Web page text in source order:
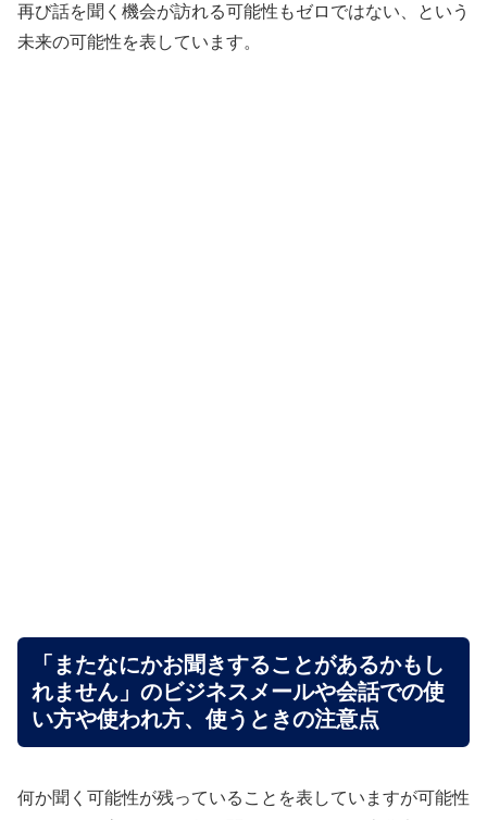
再び話を聞く機会が訪れる可能性もゼロではない、という
未来の可能性を表しています。
「またなにかお聞きすることがあるかもし
れません」のビジネスメールや会話での使
い方や使われ方、使うときの注意点
何か聞く可能性が残っていることを表していますが可能性